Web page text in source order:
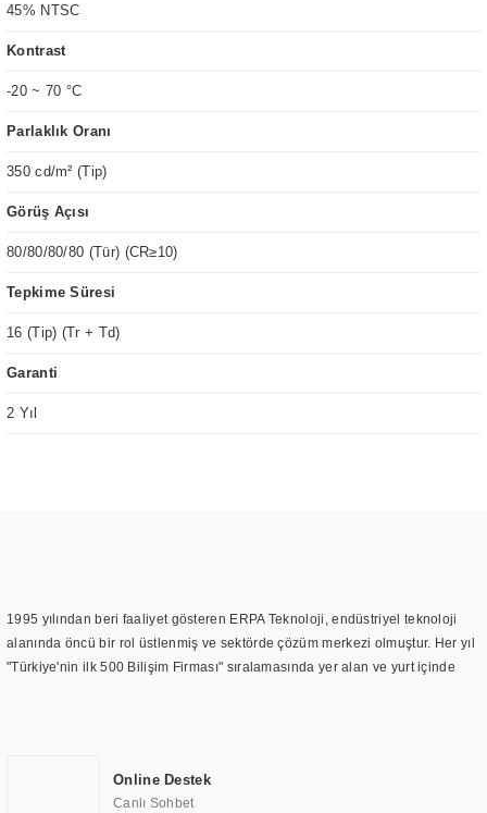
45% NTSC
Kontrast
-20 ~ 70 °C
Parlaklık Oranı
350 cd/m² (Tip)
Görüş Açısı
80/80/80/80 (Tür) (CR≥10)
Tepkime Süresi
16 (Tip) (Tr + Td)
Garanti
2 Yıl
1995 yılından beri faaliyet gösteren ERPA Teknoloji, endüstriyel teknoloji
alanında öncü bir rol üstlenmiş ve sektörde çözüm merkezi olmuştur. Her yıl
"Türkiye'nin ilk 500 Bilişim Firması" sıralamasında yer alan ve yurt içinde
TOCHI markası altında kendi ürettiği ürünlerde kullanmıştır. Günümüzde
Online Destek
Canlı Sohbet